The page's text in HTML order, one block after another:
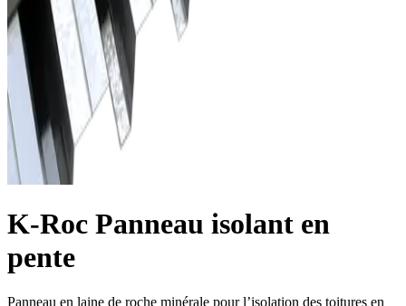
K-Roc Panneau isolant en
pente
Panneau en laine de roche minérale pour l’isolation des toitures en